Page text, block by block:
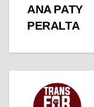
ANA PATY
PERALTA